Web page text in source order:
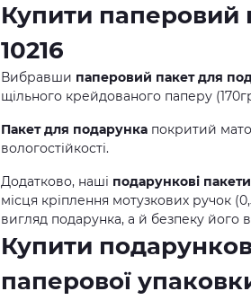
Купити паперовий
10216
Вибравши паперовий пакет для
щільного крейдованого паперу
Пакет для подарунка покритий
вологостійкості.
Додатково, наші подарункові пакети
місця кріплення мотузкових ручок
вигляд подарунка, а й безпеку його
Купити
паперової